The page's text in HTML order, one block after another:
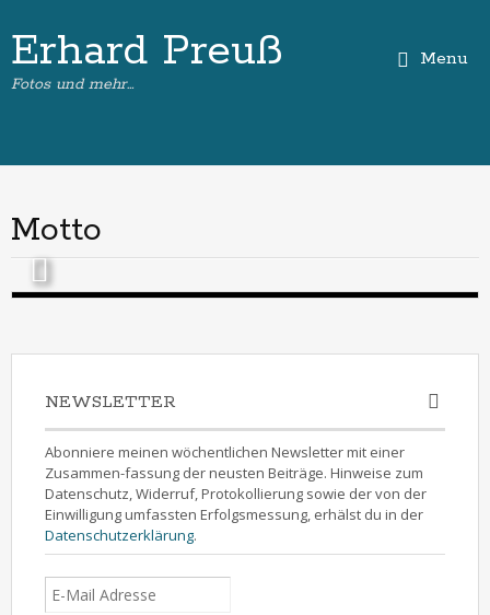
Erhard Preuß
Fotos und mehr…
Menu
Motto
NEWSLETTER
Abonniere meinen wöchentlichen Newsletter mit einer
Zusammen-fassung der neusten Beiträge. Hinweise zum
Datenschutz, Widerruf, Protokollierung sowie der von der
Einwilligung umfassten Erfolgsmessung, erhälst du in der
Datenschutzerklärung.